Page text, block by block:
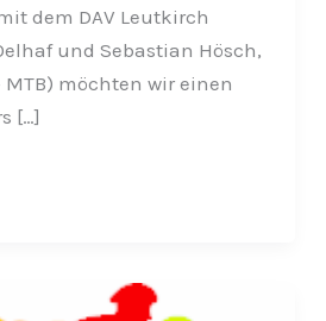
dem DAV Leutkirch
und Sebastian Hösch,
MTB) möchten wir einen
[…]